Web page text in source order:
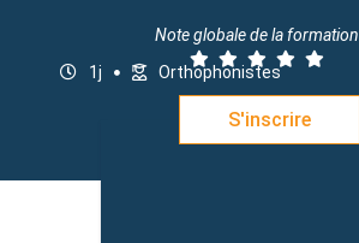
Note globale de la formation
1j
Orthophonistes
S'inscrire